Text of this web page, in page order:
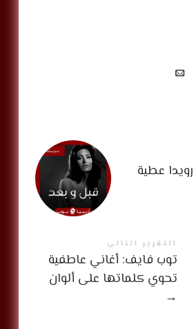
عطية
التقرير التالي
توب فايف: أغاني عاطفية
تحوي كلماتها على ألوان
→